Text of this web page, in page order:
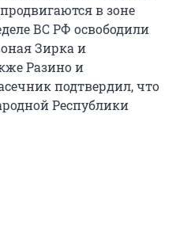
в зоне
ВС РФ освободили
Зирка и
Разино и
подтвердил, что
Республики